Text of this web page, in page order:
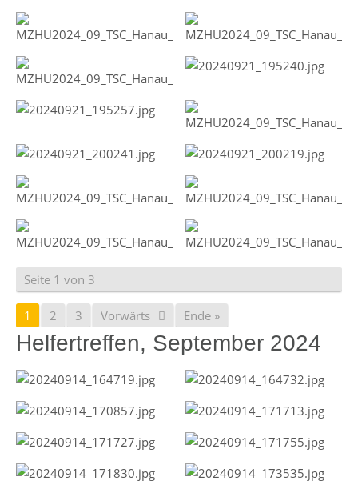
Seite 1 von 3
1 2 3 Vorwärts Ende »
Helfertreffen, September 2024